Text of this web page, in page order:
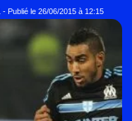
- Publié le 26/06/2015 à 12:15